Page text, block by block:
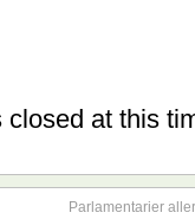
closed at this
Parlamentarier